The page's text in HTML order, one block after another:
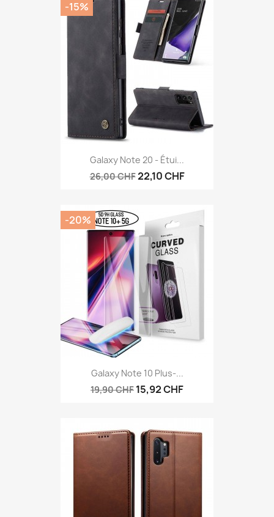
Galaxy Note 20 - Étui...
26,00 CHF22,10 CHF
-15%
Galaxy Note 10 Plus-...
19,90 CHF 15,92 CHF
-20%